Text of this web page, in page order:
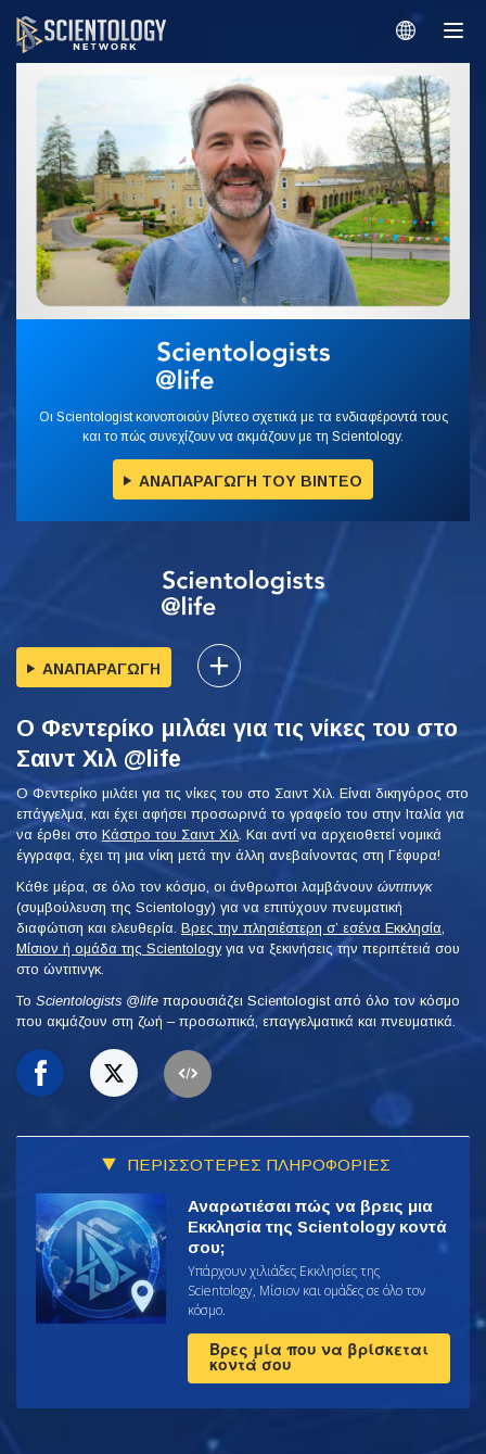
Οι Scientologist κοινοποιούν βίντεο σχετικά με τα ενδιαφέροντά τους
και το πώς συνεχίζουν να ακμάζουν με τη Scientology.
ΑΝΑΠΑΡΑΓΩΓΗ ΤΟΥ ΒΙΝΤΕΟ
ΑΝΑΠΑΡΑΓΩΓΗ
Ο Φεντερίκο μιλάει για τις νίκες του στο
Σαιντ Χιλ @life
Ο Φεντερίκο μιλάει για τις νίκες του στο Σαιντ Χιλ. Είναι δικηγόρος στο
επάγγελμα, και έχει αφήσει προσωρινά το γραφείο του στην Ιταλία για
να έρθει στο Κάστρο του Σαιντ Χιλ. Και αντί να αρχειοθετεί νομικά
έγγραφα, έχει τη μια νίκη μετά την άλλη ανεβαίνοντας στη Γέφυρα!
Κάθε μέρα, σε όλο τον κόσμο, οι άνθρωποι λαμβάνουν ώντιτινγκ
(συμβούλευση της Scientology) για να επιτύχουν πνευματική
διαφώτιση και ελευθερία. Βρες την πλησιέστερη σ’ εσένα Εκκλησία,
Μίσιον ή ομάδα της Scientologyγια να ξεκινήσεις την περιπέτειά σου
στο ώντιτινγκ.
Το Scientologists @life παρουσιάζει Scientologist από όλο τον κόσμο
που ακμάζουν στη ζωή – προσωπικά, επαγγελματικά και πνευματικά.
ΠΕΡΙΣΣΟΤΕΡΕΣ ΠΛΗΡΟΦΟΡΙΕΣ
Αναρωτιέσαι πώς να βρεις μια
Εκκλησία της Scientology κοντά
σου;
Υπάρχουν χιλιάδες Εκκλησίες της
Scientology, Μίσιον και ομάδες σε όλο τον
κόσμο.
Βρες μία που να βρίσκεται
κοντά σου